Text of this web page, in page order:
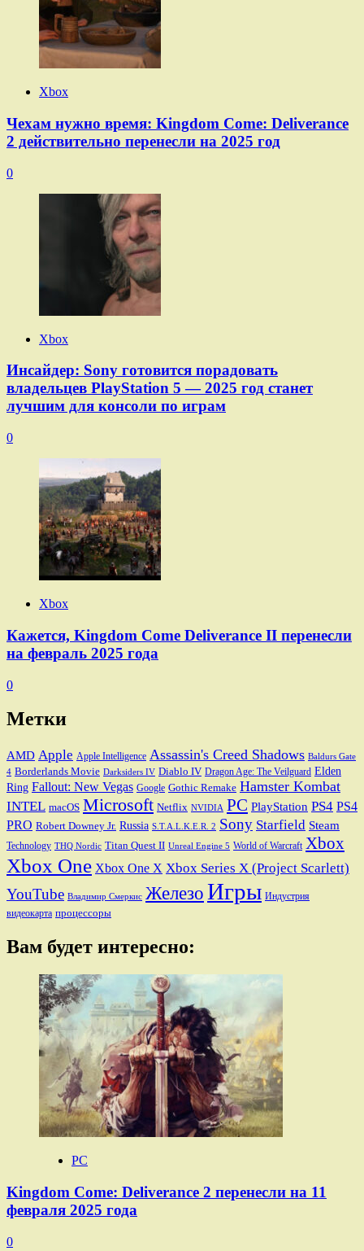
Xbox
Чехам нужно время: Kingdom Come: Deliverance
2 действительно перенесли на 2025 год
0
Xbox
Инсайдер: Sony готовится порадовать
владельцев PlayStation 5 — 2025 год станет
лучшим для консоли по играм
0
Xbox
Кажется, Kingdom Come Deliverance II перенесли
на февраль 2025 года
0
Метки
AMD Apple Apple Intelligence Assassin's Creed Shadows Baldurs Gate
4 Borderlands Movie Darksiders IV Diablo IV Dragon Age: The Veilguard Elden
Ring Fallout: New Vegas Google Gothic Remake Hamster Kombat
INTEL macOS Microsoft Netflix NVIDIA PC PlayStation PS4 PS4
PRO Robert Downey Jr. Russia S.T.A.L.K.E.R. 2 Sony Starfield Steam
Technology THQ Nordic Titan Quest II Unreal Engine 5 World of Warcraft Xbox
Xbox One Xbox One X Xbox Series X (Project Scarlett)
YouTube Владимир Смеркис ЖелезоИгры Индустрия
видеокарта процессоры
Вам будет интересно:
PC
Kingdom Come: Deliverance 2 перенесли на 11
февраля 2025 года
0